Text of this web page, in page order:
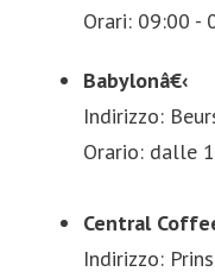
Orari: 09:00 -
Babylonâ€‹
Indirizzo:
Orario: dalle
Central
Indirizzo: